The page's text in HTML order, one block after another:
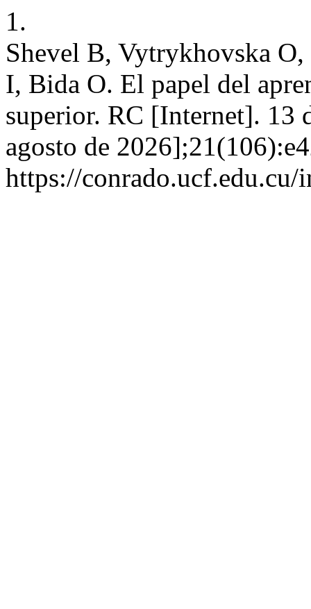
1.
Shevel B, Vytrykhovska
I, Bida O. El papel del
superior. RC [Internet]. 13
agosto de
https://